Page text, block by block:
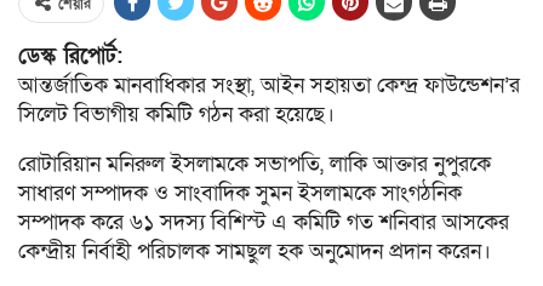
ডেস্ক রিপোর্ট:
আন্তর্জাতিক মানবাধিকার সংস্থা, আইন সহায়তা কেন্দ্র ফাউন্ডেশন’র
সিলেট বিভাগীয় কমিটি গঠন করা হয়েছে।
রোটারিয়ান মনিরুল ইসলামকে সভাপতি, লাকি আক্তার নুপুরকে
সাধারণ সম্পাদক ও সাংবাদিক সুমন ইসলামকে সাংগঠনিক
সম্পাদক করে ৬১ সদস্য বিশিস্ট এ কমিটি গত শনিবার আসকের
কেন্দ্রীয় নির্বাহী পরিচালক সামছুল হক অনুমোদন প্রদান করেন।